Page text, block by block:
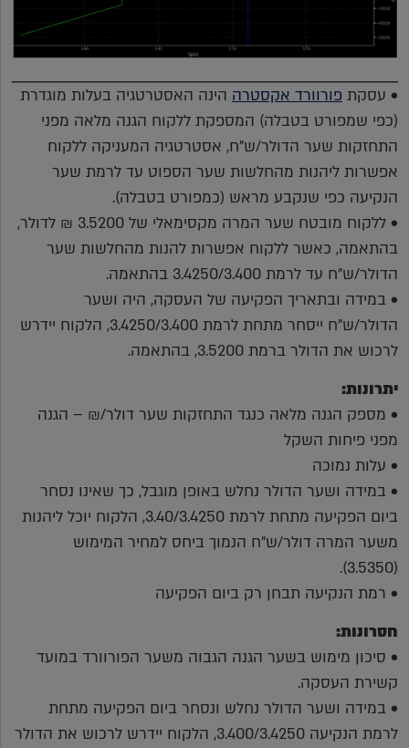
• עסקת פורוורד אקסטרה הינה האסטרטגיה בעלות מוגדרת
(כפי שמפורט בטבלה) המספקת ללקוח הגנה מלאה מפני
התחזקות שער הדולר/ש"ח, אסטרטגיה המעניקה ללקוח
אפשרות ליהנות מהחלשות שער הספוט עד לרמת שער
הנקיעה כפי שנקבע מראש (כמפורט בטבלה).
• ללקוח מובטח שער המרה מקסימאלי של 3.5200 ₪ לדולר,
בהתאמה, כאשר ללקוח אפשרות להנות מהחלשות שער
הדולר/ש"ח עד לרמת 3.4250/3.400 בהתאמה.
• במידה ובתאריך הפקיעה של העסקה, היה ושער
הדולר/ש"ח ייסחר מתחת לרמת 3.4250/3.400, הלקוח יידרש
לרכוש את הדולר ברמת 3.5200, בהתאמה.
יתרונות:
• מספק הגנה מלאה כנגד התחזקות שער דולר/₪ – הגנה
מפני פיחות השקל
• עלות נמוכה
• במידה ושער הדולר נחלש באופן מוגבל, כך שאינו נסחר
ביום הפקיעה מתחת לרמת 3.40/3.4250, הלקוח יוכל ליהנות
משער המרה דולר/ש"ח הנמוך ביחס למחיר המימוש
(3.5350).
• רמת הנקיעה תבחן רק ביום הפקיעה
חסרונות:
• סיכון מימוש בשער הגנה הגבוה משער הפורוורד במועד
קשירת העסקה.
• במידה ושער הדולר נחלש ונסחר ביום הפקיעה מתחת
לרמת הנקיעה 3.400/3.4250, הלקוח יידרש לרכוש את הדולר